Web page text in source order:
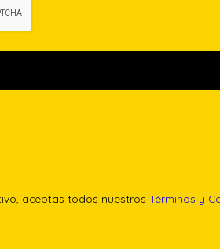
aceptas todos nuestros Términos y